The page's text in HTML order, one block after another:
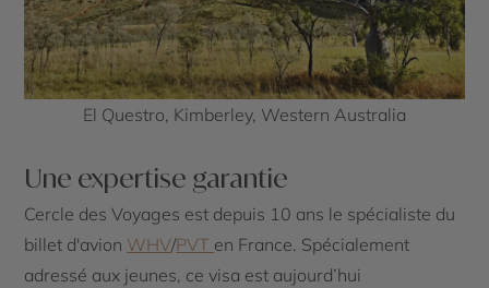
El Questro, Kimberley, Western Australia
Une expertise garantie
Cercle des Voyages est depuis 10 ans le spécialiste du
billet d'avion WHV/PVT en France. Spécialement
adressé aux jeunes, ce visa est aujourd’hui